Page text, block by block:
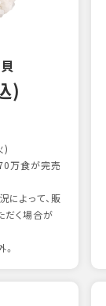
)
)
万食が完売
よって、販
だく場合が